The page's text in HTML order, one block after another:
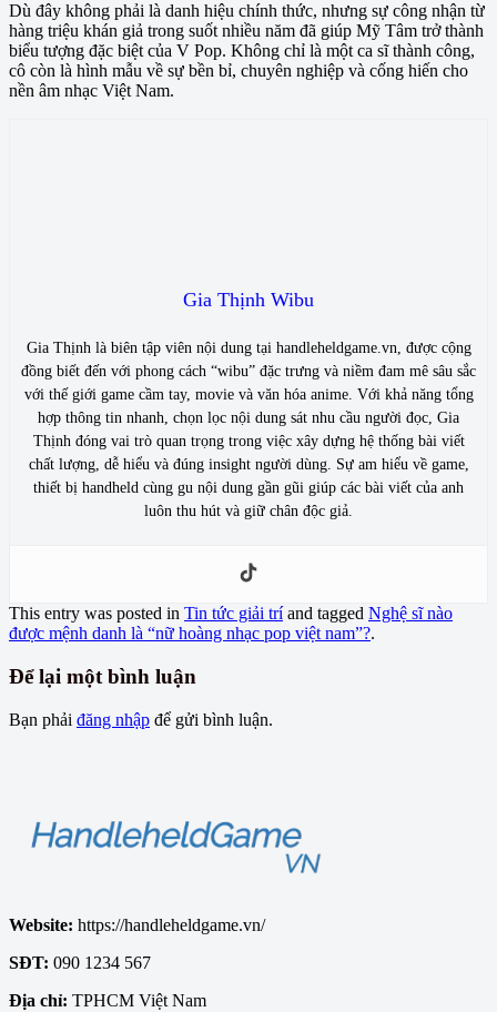
Dù đây không phải là danh hiệu chính thức, nhưng sự công nhận từ
hàng triệu khán giả trong suốt nhiều năm đã giúp Mỹ Tâm trở thành
biểu tượng đặc biệt của V Pop. Không chỉ là một ca sĩ thành công,
cô còn là hình mẫu về sự bền bỉ, chuyên nghiệp và cống hiến cho
nền âm nhạc Việt Nam.
Gia Thịnh Wibu
Gia Thịnh là biên tập viên nội dung tại handleheldgame.vn, được cộng
đồng biết đến với phong cách “wibu” đặc trưng và niềm đam mê sâu sắc
với thế giới game cầm tay, movie và văn hóa anime. Với khả năng tổng
hợp thông tin nhanh, chọn lọc nội dung sát nhu cầu người đọc, Gia
Thịnh đóng vai trò quan trọng trong việc xây dựng hệ thống bài viết
chất lượng, dễ hiểu và đúng insight người dùng. Sự am hiểu về game,
thiết bị handheld cùng gu nội dung gần gũi giúp các bài viết của anh
luôn thu hút và giữ chân độc giả.
This entry was posted in Tin tức giải tríand tagged Nghệ sĩ nào
được mệnh danh là “nữ hoàng nhạc pop việt nam”?.
Để lại một bình luận
Bạn phải đăng nhập để gửi bình luận.
Website: https://handleheldgame.vn/
SĐT: 090 1234 567
Địa chỉ: TPHCM Việt Nam